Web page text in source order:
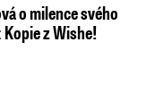
o milence svého
z Wishe!